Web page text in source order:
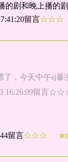
的剧和晚上播的
留言
了，今天中午sj
16:26:09留言
留言☆☆☆ 来